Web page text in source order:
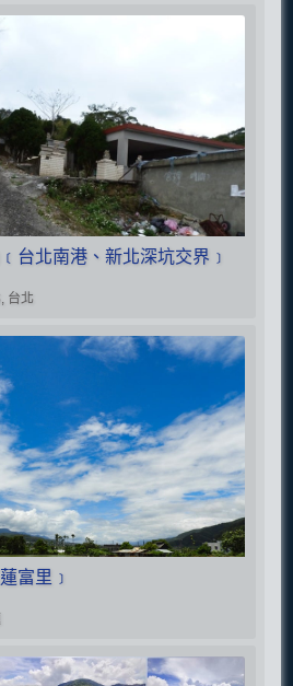
台北南港、新北深坑交界﹞
台北
富里﹞